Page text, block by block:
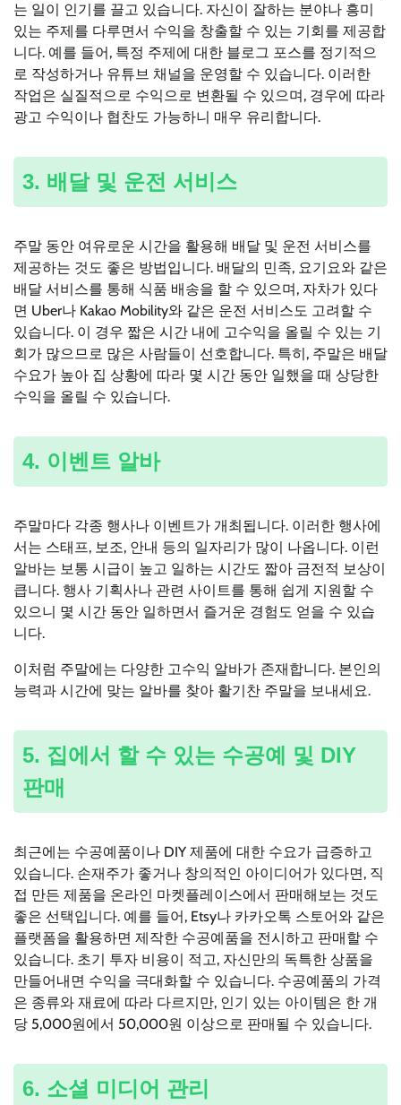
는 일이 인기를 끌고 있습니다. 자신이 잘하는 분야나 흥미
있는 주제를 다루면서 수익을 창출할 수 있는 기회를 제공합
니다. 예를 들어, 특정 주제에 대한 블로그 포스를 정기적으
로 작성하거나 유튜브 채널을 운영할 수 있습니다. 이러한
작업은 실질적으로 수익으로 변환될 수 있으며, 경우에 따라
광고 수익이나 협찬도 가능하니 매우 유리합니다.
3. 배달 및 운전 서비스
주말 동안 여유로운 시간을 활용해 배달 및 운전 서비스를
제공하는 것도 좋은 방법입니다. 배달의 민족, 요기요와 같은
배달 서비스를 통해 식품 배송을 할 수 있으며, 자차가 있다
면 Uber나 Kakao Mobility와 같은 운전 서비스도 고려할 수
있습니다. 이 경우 짧은 시간 내에 고수익을 올릴 수 있는 기
회가 많으므로 많은 사람들이 선호합니다. 특히, 주말은 배달
수요가 높아 집 상황에 따라 몇 시간 동안 일했을 때 상당한
수익을 올릴 수 있습니다.
4. 이벤트 알바
주말마다 각종 행사나 이벤트가 개최됩니다. 이러한 행사에
서는 스태프, 보조, 안내 등의 일자리가 많이 나옵니다. 이런
알바는 보통 시급이 높고 일하는 시간도 짧아 금전적 보상이
큽니다. 행사 기획사나 관련 사이트를 통해 쉽게 지원할 수
있으니 몇 시간 동안 일하면서 즐거운 경험도 얻을 수 있습
니다.
이처럼 주말에는 다양한 고수익 알바가 존재합니다. 본인의
능력과 시간에 맞는 알바를 찾아 활기찬 주말을 보내세요.
5. 집에서 할 수 있는 수공예 및 DIY
판매
최근에는 수공예품이나 DIY 제품에 대한 수요가 급증하고
있습니다. 손재주가 좋거나 창의적인 아이디어가 있다면, 직
접 만든 제품을 온라인 마켓플레이스에서 판매해보는 것도
좋은 선택입니다. 예를 들어, Etsy나 카카오톡 스토어와 같은
플랫폼을 활용하면 제작한 수공예품을 전시하고 판매할 수
있습니다. 초기 투자 비용이 적고, 자신만의 독특한 상품을
만들어내면 수익을 극대화할 수 있습니다. 수공예품의 가격
은 종류와 재료에 따라 다르지만, 인기 있는 아이템은 한 개
당 5,000원에서 50,000원 이상으로 판매될 수 있습니다.
6. 소셜 미디어 관리